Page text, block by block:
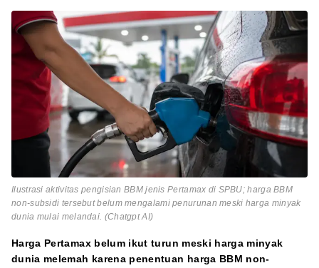
Ilustrasi aktivitas pengisian BBM jenis Pertamax di SPBU; harga BBM
non-subsidi tersebut belum mengalami penurunan meski harga minyak
dunia mulai melandai. (Chatgpt AI)
Harga Pertamax belum ikut turun meski harga minyak
dunia melemah karena penentuan harga BBM non-